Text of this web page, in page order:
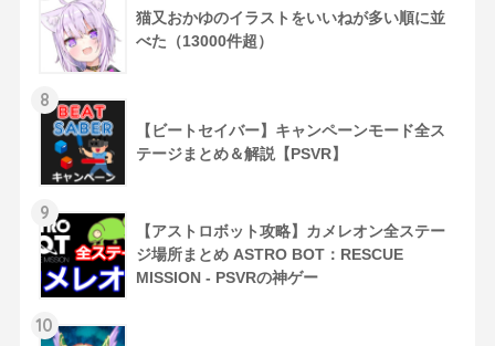
猫又おかゆのイラストをいいねが多い順に並
べた（13000件超）
8
【ビートセイバー】キャンペーンモード全ス
テージまとめ＆解説【PSVR】
9
【アストロボット攻略】カメレオン全ステー
ジ場所まとめ ASTRO BOT：RESCUE
MISSION - PSVRの神ゲー
10